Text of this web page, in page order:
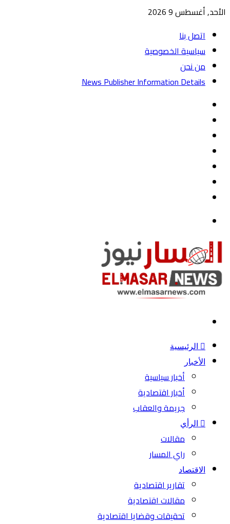
الأحد, أغسطس 9 2026
اتصل بنا
سياسية الخصوصية
من نحن
News Publisher Information Details
الرئيسية
الأخبار
أخبار سياسية
أخبار اقتصادية
جريمة والعقاب
الرأي
مقالات
راي المسار
الاقتصاد
تقارير اقتصادية
مقالات اقتصادية
تحقيقات وقضايا اقتصادية